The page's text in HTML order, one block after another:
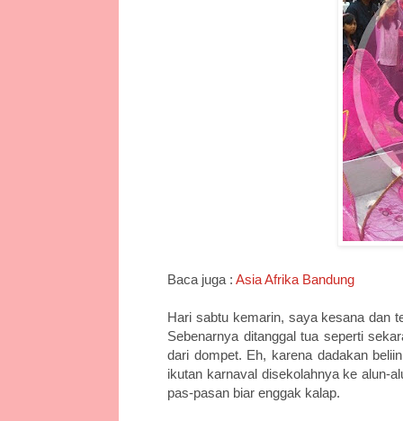
Baca juga : Asia Afrika Bandung
Hari sabtu kemarin, saya kesana dan
Sebenarnya ditanggal tua seperti
dari dompet. Eh, karena dadakan
ikutan karnaval disekolahnya ke alun-
pas-pasan biar enggak kalap.